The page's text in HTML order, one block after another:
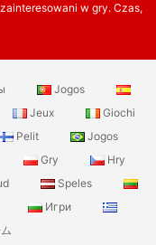
w gry. Czas,
Jogos
Jeux
Giochi
Pelit
Jogos
Gry
Hry
Speles
Игри